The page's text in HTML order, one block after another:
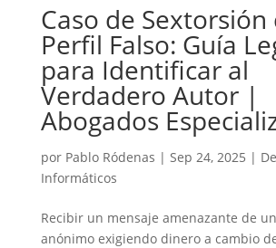
Caso de Sextorsión
Perfil Falso: Guía
para Identificar al
Verdadero Autor |
Abogados
por Pablo Ródenas | Sep 24, 2025 |
Informáticos
Recibir un mensaje amenazante de
anónimo exigiendo dinero a cambio